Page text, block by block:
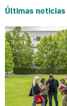
Últimas noticias